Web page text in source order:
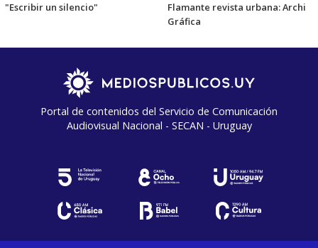
"Escribir un silencio"
Flamante revista urbana: Archi
Gráfica
Portal de contenidos del Servicio de Comunicación
Audiovisual Nacional - SECAN - Uruguay